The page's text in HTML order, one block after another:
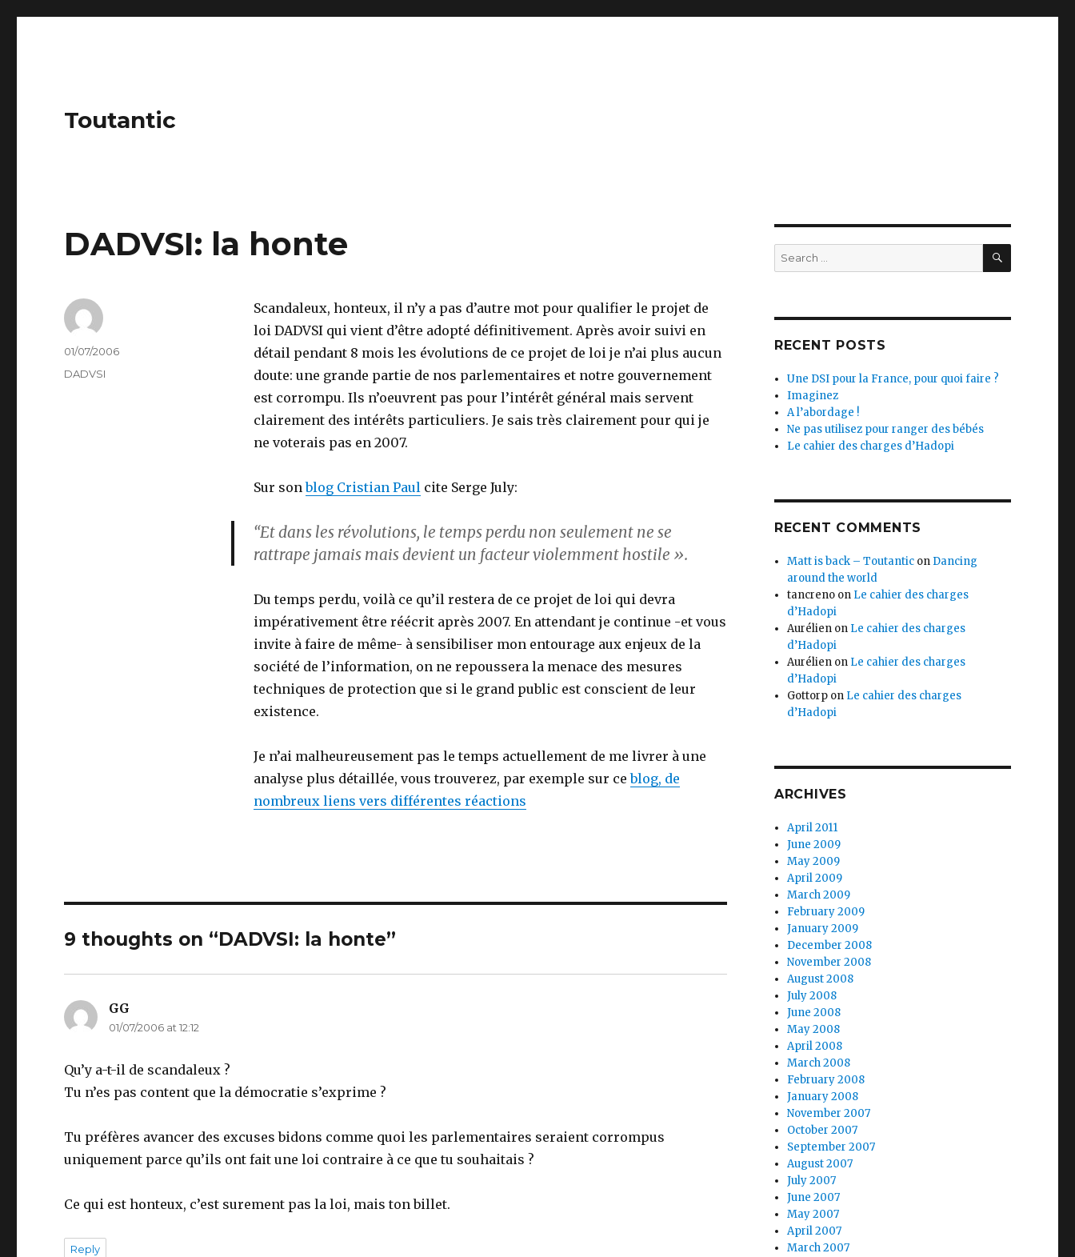
Toutantic
DADVSI: la honte
Scandaleux, honteux, il n’y a pas d’autre mot pour qualifier le projet de
loi DADVSI qui vient d’être adopté définitivement. Après avoir suivi en
détail pendant 8 mois les évolutions de ce projet de loi je n’ai plus aucun
doute: une grande partie de nos parlementaires et notre gouvernement
est corrompu. Ils n’oeuvrent pas pour l’intérêt général mais servent
clairement des intérêts particuliers. Je sais très clairement pour qui je
ne voterais pas en 2007.
Sur sonblog Cristian Paulcite Serge July:
“Et dans les révolutions, le temps perdu non seulement ne se
rattrape jamais mais devient un facteur violemment hostile ».
Du temps perdu, voilà ce qu’il restera de ce projet de loi qui devra
impérativement être réécrit après 2007. En attendant je continue -et vous
invite à faire de même- à sensibiliser mon entourage aux enjeux de la
société de l’information, on ne repoussera la menace des mesures
techniques de protection que si le grand public est conscient de leur
existence.
Je n’ai malheureusement pas le temps actuellement de me livrer à une
analyse plus détaillée, vous trouverez, par exemple sur ceblog, de
nombreux liens vers différentes réactions
Author
Posted
01/07/2006
Categories
DADVSI
9 thoughts on “DADVSI: la honte”
GG
01/07/2006 at 12:12
Qu’y a-t-il de scandaleux ?
Tu n’es pas content que la démocratie s’exprime ?
Tu préfères avancer des excuses bidons comme quoi les parlementaires seraient corrompus
uniquement parce qu’ils ont fait une loi contraire à ce que tu souhaitais ?
Ce qui est honteux, c’est surement pas la loi, mais ton billet.
Reply
Search
for:
SEARCH
RECENT POSTS
Une DSI pour la France, pour quoi faire ?
Imaginez
A l’abordage !
Ne pas utilisez pour ranger des bébés
Le cahier des charges d’Hadopi
RECENT COMMENTS
Matt is back – Toutantic on Dancing
around the world
tancreno on Le cahier des charges
d’Hadopi
Aurélien on Le cahier des charges
d’Hadopi
Aurélien on Le cahier des charges
d’Hadopi
Gottorp on Le cahier des charges
d’Hadopi
ARCHIVES
April 2011
June 2009
May 2009
April 2009
March 2009
February 2009
January 2009
December 2008
November 2008
August 2008
July 2008
June 2008
May 2008
April 2008
March 2008
February 2008
January 2008
November 2007
October 2007
September 2007
August 2007
July 2007
June 2007
May 2007
April 2007
March 2007